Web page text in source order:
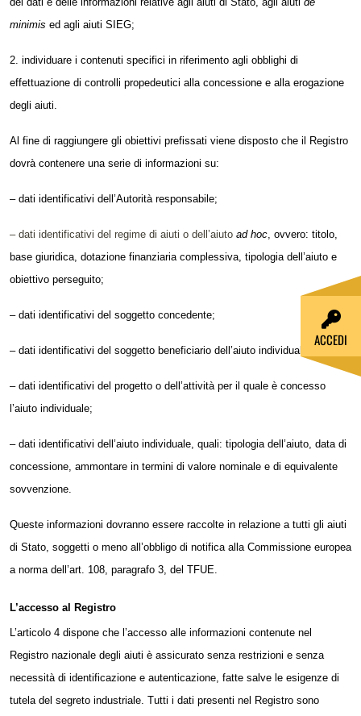
minimis ed agli aiuti SIEG;
2. individuare i contenuti specifici in riferimento agli obblighi di
effettuazione di controlli propedeutici alla concessione e alla erogazione
degli aiuti.
Al fine di raggiungere gli obiettivi prefissati viene disposto che il Registro
dovrà contenere una serie di informazioni su:
– dati identificativi dell’Autorità responsabile;
– dati identificativi del regime di aiuti o dell’aiuto ad hoc, ovvero: titolo,
base giuridica, dotazione finanziaria complessiva, tipologia dell’aiuto e
obiettivo perseguito;
– dati identificativi del soggetto concedente;
– dati identificativi del soggetto beneficiario dell’aiuto individuale;
– dati identificativi del progetto o dell’attività per il quale è concesso
l’aiuto individuale;
– dati identificativi dell’aiuto individuale, quali: tipologia dell’aiuto, data di
concessione, ammontare in termini di valore nominale e di equivalente
sovvenzione.
Queste informazioni dovranno essere raccolte in relazione a tutti gli aiuti
di Stato, soggetti o meno all’obbligo di notifica alla Commissione europea
a norma dell’art. 108, paragrafo 3, del TFUE.
L’accesso al Registro
L’articolo 4 dispone che l’accesso alle informazioni contenute nel
Registro nazionale degli aiuti è assicurato senza restrizioni e senza
necessità di identificazione e autenticazione, fatte salve le esigenze di
tutela del segreto industriale. Tutti i dati presenti nel Registro sono
ACCEDI